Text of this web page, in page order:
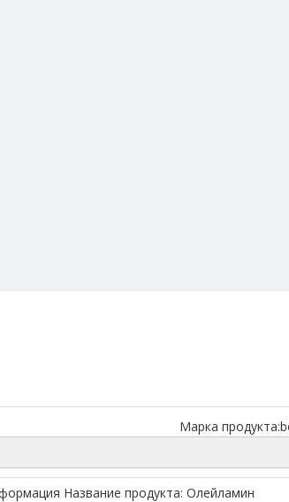
Марка продукта:
Название продукта: Олейламин